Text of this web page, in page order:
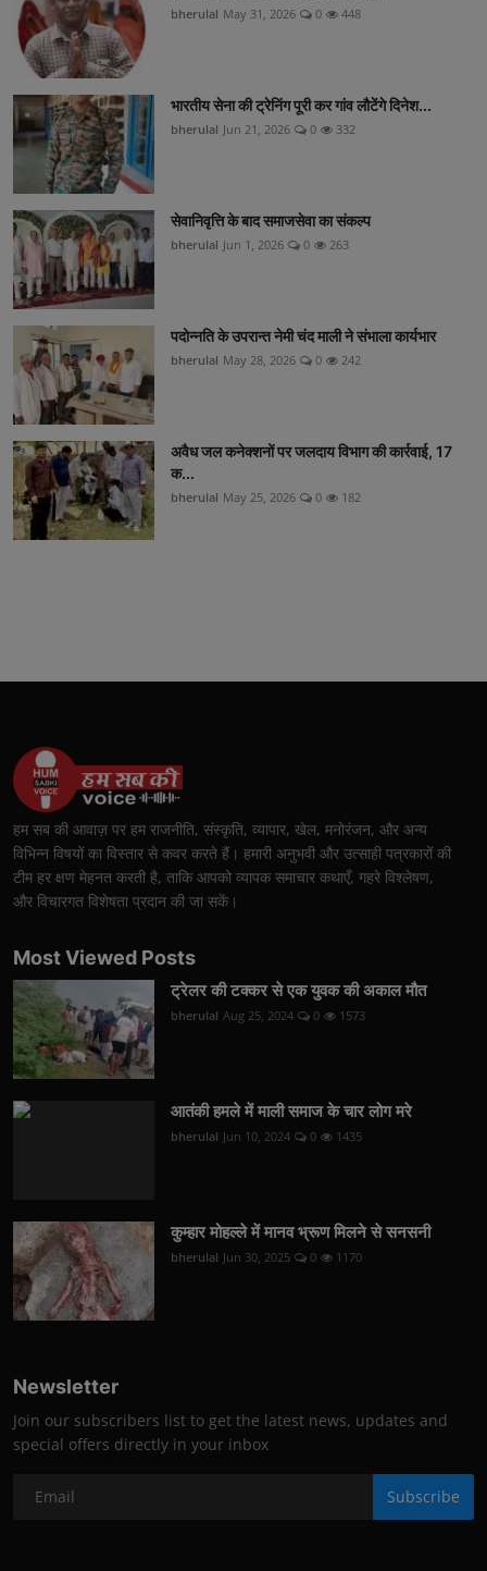
bherulal May 31, 2026 0 448
भारतीय सेना की ट्रेनिंग पूरी कर गांव लौटेंगे दिनेश...
bherulal Jun 21, 2026 0 332
सेवानिवृत्ति के बाद समाजसेवा का संकल्प
bherulal Jun 1, 2026 0 263
पदोन्नति के उपरान्त नेमी चंद माली ने संभाला कार्यभार
bherulal May 28, 2026 0 242
अवैध जल कनेक्शनों पर जलदाय विभाग की कार्रवाई, 17
क...
bherulal May 25, 2026 0 182
हम सब की आवाज़ पर हम राजनीति, संस्कृति, व्यापार, खेल, मनोरंजन, और अन्य
विभिन्न विषयों का विस्तार से कवर करते हैं। हमारी अनुभवी और उत्साही पत्रकारों की
टीम हर क्षण मेहनत करती है, ताकि आपको व्यापक समाचार कथाएँ, गहरे विश्लेषण,
और विचारगत विशेषता प्रदान की जा सकें।
Most Viewed Posts
ट्रेलर की टक्कर से एक युवक की अकाल मौत
bherulal Aug 25, 2024 0 1573
आतंकी हमले में माली समाज के चार लोग मरे
bherulal Jun 10, 2024 0 1435
कुम्हार मोहल्ले में मानव भ्रूण मिलने से सनसनी
bherulal Jun 30, 2025 0 1170
Newsletter
Join our subscribers list to get the latest news, updates and
special offers directly in your inbox
Subscribe